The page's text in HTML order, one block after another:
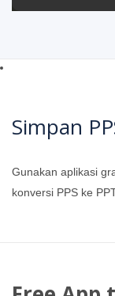
Simpan
Gunakan aplikasi
konversi PPS ke